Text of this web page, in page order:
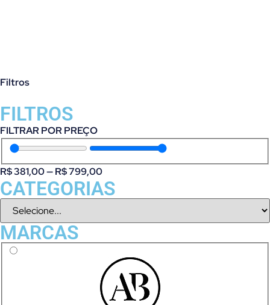
Filtros
FILTROS
FILTRAR POR PREÇO
R$381,00—R$799,00
CATEGORIAS
MARCAS